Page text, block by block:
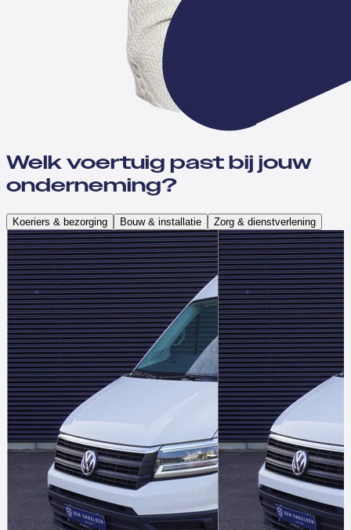
Welk voertuig past bij jouw
onderneming?
Koeriers & bezorging Bouw & installatie Zorg & dienstverlening